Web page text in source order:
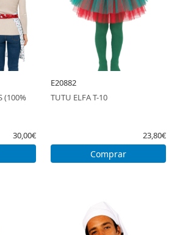
(100%
30,00€
E20882
TUTU ELFA T-10
23,80€
Comprar